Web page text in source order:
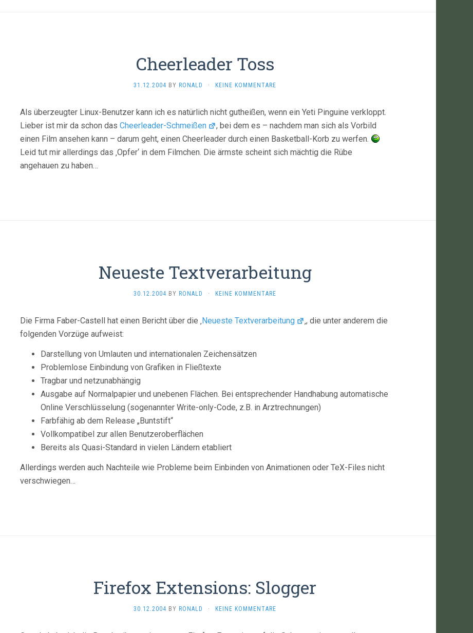
Cheerleader Toss
31.12.2004 BY RONALD · KEINE KOMMENTARE
Als überzeugter Linux-Benutzer kann ich es natürlich nicht gutheißen, wenn ein Yeti Pinguine verkloppt.
Lieber ist mir da schon das Cheerleader-Schmeißen
, bei dem es – nachdem man sich als Vorbild
einen Film ansehen kann – darum geht, einen Cheerleader durch einen Basketball-Korb zu werfen.
Leid tut mir allerdings das ‚Opfer‘ in dem Filmchen. Die ärmste scheint sich mächtig die Rübe
angehauen zu haben…
Neueste Textverarbeitung
30.12.2004 BY RONALD · KEINE KOMMENTARE
Die Firma Faber-Castell hat einen Bericht über die ‚Neueste Textverarbeitung
‚, die unter anderem die
folgenden Vorzüge aufweist:
Darstellung von Umlauten und internationalen Zeichensätzen
Problemlose Einbindung von Grafiken in Fließtexte
Tragbar und netzunabhängig
Ausgabe auf Normalpapier und unebenen Flächen. Bei entsprechender Handhabung automatische
Online Verschlüsselung (sogenannter Write-only-Code, z.B. in Arztrechnungen)
Farbfähig ab dem Release „Buntstift“
Vollkompatibel zur allen Benutzeroberflächen
Bereits als Quasi-Standard in vielen Ländern etabliert
Allerdings werden auch Nachteile wie Probleme beim Einbinden von Animationen oder TeX-Files nicht
verschwiegen…
Firefox Extensions: Slogger
30.12.2004 BY RONALD · KEINE KOMMENTARE